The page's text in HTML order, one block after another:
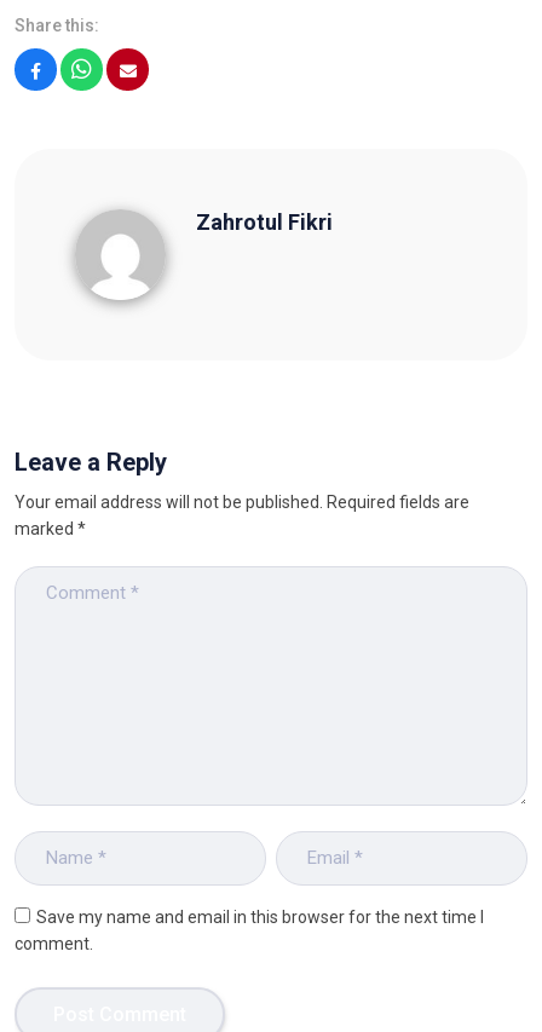
Share this:
Zahrotul Fikri
Leave a Reply
Your email address will not be published.
Required fields are
marked *
Save my name and email in this browser for the next time I
comment.